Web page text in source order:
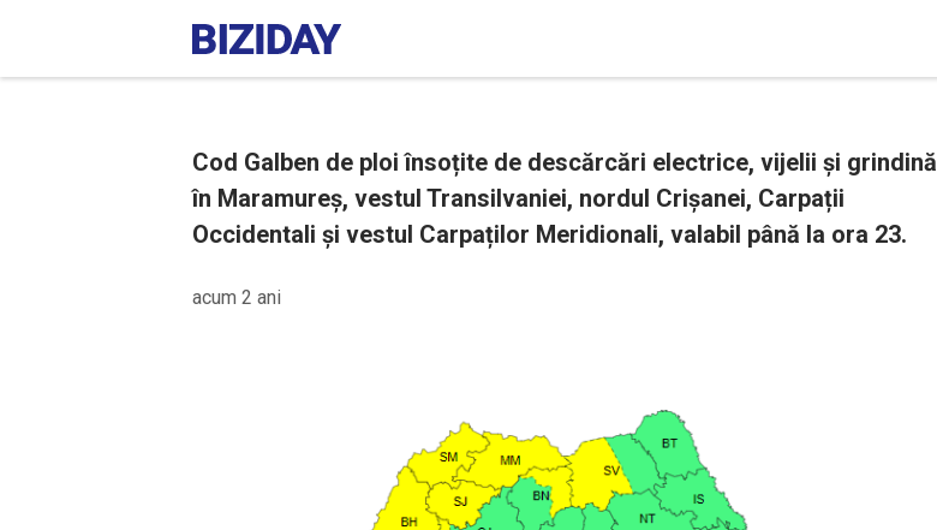
Cod Galben de ploi însoțite de descărcări electrice, vijelii și grindină
în Maramureș, vestul Transilvaniei, nordul Crișanei, Carpații
Occidentali și vestul Carpaților Meridionali, valabil până la ora 23.
acum 2 ani